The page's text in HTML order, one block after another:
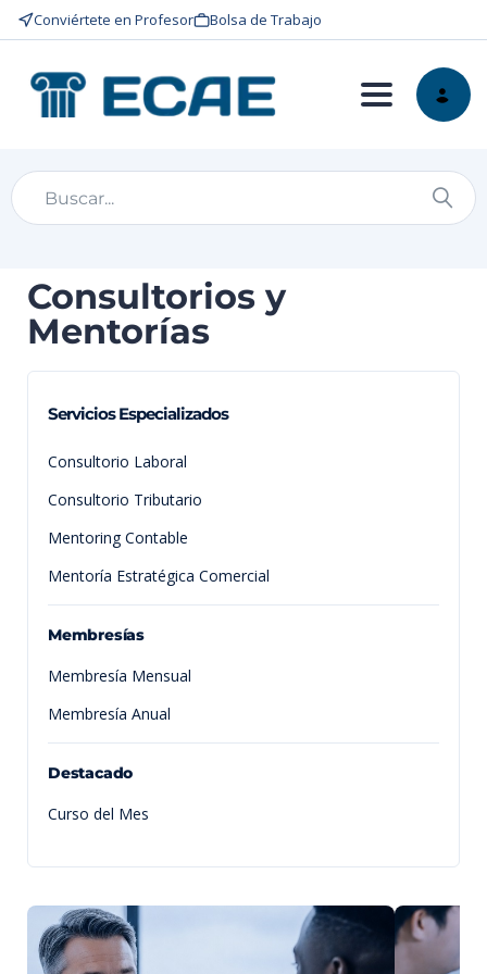
Conviértete en Profesor Bolsa de Trabajo
Toggle
Consultorios y
Mentorías
Servicios Especializados
Consultorio Laboral
Consultorio Tributario
Mentoring Contable
Mentoría Estratégica Comercial
Membresías
Membresía Mensual
Membresía Anual
Destacado
Curso del Mes